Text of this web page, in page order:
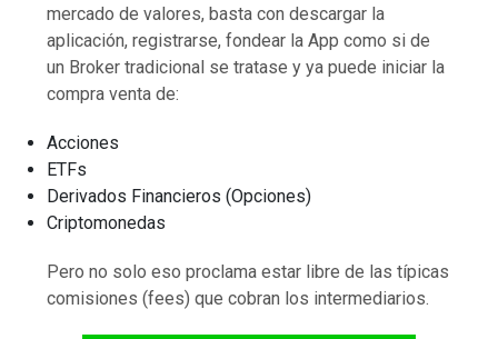
mercado de valores, basta con descargar la
aplicación, registrarse, fondear la App como si de
un Broker tradicional se tratase y ya puede iniciar la
compra venta de:
Acciones
ETFs
Derivados Financieros (Opciones)
Criptomonedas
Pero no solo eso proclama estar libre de las típicas
comisiones (fees) que cobran los intermediarios.